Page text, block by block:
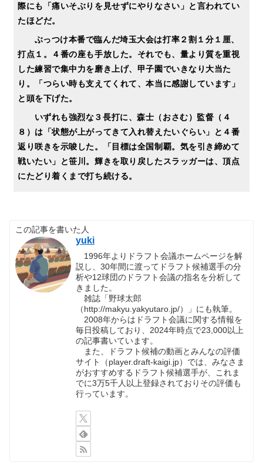
際にも「痛いそぶりを見せずにやりなさい」と言われてい
たほどだ。
ぶっつけ本番で臨んだ埼玉大会は打率２割１分１厘、
打点１。４番の座も手放した。それでも、量より質を重視
した練習で集中力を磨き上げ、甲子園でいきなり大当た
り。「つらい時も支えてくれて、本当に感謝しています」
と頭を下げた。
いずれも強烈な３長打に、森士（おさむ）監督（４
８）は「状態が上がってきて入れ替えたいぐらい」と４番
返り咲きを示唆した。「目標は全国制覇。気を引き締めて
戦いたい」と笹川。輝きを取り戻したスラッガーは、頂点
にたどり着くまで打ち続ける。
この記事を書いた人
yuki
1996年よりドラフト会議ホームページを解
説し、30年間に渡ってドラフト候補選手の分
析や12球団のドラフト会議の指名を分析して
きました。
雑誌「野球太郎
（http://makyu.yakyutaro.jp/）」にも執筆。
2008年からはドラフト会議に関する情報を
毎日投稿しており、2024年時点で23,000以上
の記事書いています。
また、ドラフト候補の動画とみんなの評価
サイト（player.draft-kaigi.jp）では、みなさま
がおすすめするドラフト候補選手が、これま
でに3万5千人以上登録されておりその評価も
行っています。